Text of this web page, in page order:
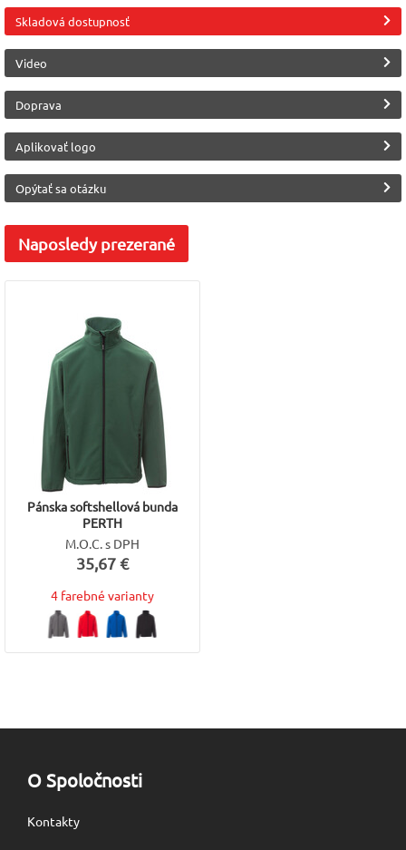
Čierna [01]
S
Materiál
Polyester 100%
Výrobca
INDUSTRIAL WEAR
Skladová dostupnosť
Video
Doprava
Aplikovať logo
Opýtať sa otázku
Naposledyprezerané
Pánska softshellová bunda
PERTH
M.O.C. s DPH
35,67 €
4 farebné varianty
O Spoločnosti
Kontakty